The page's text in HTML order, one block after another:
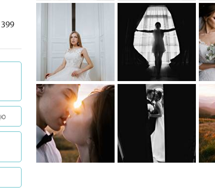
399
0 0
0 0 0